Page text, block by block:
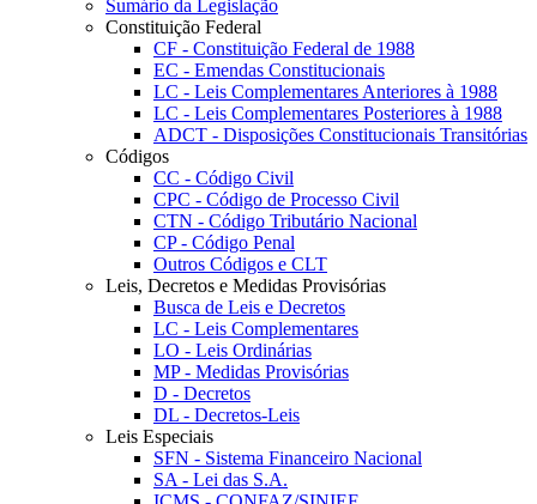
Sumário da Legislação
Constituição Federal
CF - Constituição Federal de 1988
EC - Emendas Constitucionais
LC - Leis Complementares Anteriores à 1988
LC - Leis Complementares Posteriores à 1988
ADCT - Disposições Constitucionais Transitórias
Códigos
CC - Código Civil
CPC - Código de Processo Civil
CTN - Código Tributário Nacional
CP - Código Penal
Outros Códigos e CLT
Leis, Decretos e Medidas Provisórias
Busca de Leis e Decretos
LC - Leis Complementares
LO - Leis Ordinárias
MP - Medidas Provisórias
D - Decretos
DL - Decretos-Leis
Leis Especiais
SFN - Sistema Financeiro Nacional
SA - Lei das S.A.